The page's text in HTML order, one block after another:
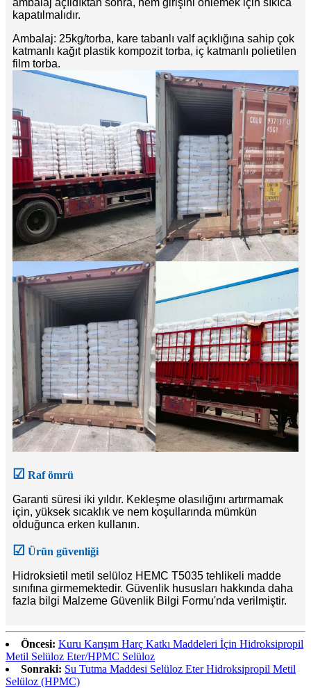
kapatılmalıdır.
Ambalaj: 25kg/torba, kare tabanlı valf açıklığına sahip çok
katmanlı kağıt plastik kompozit torba, iç katmanlı polietilen
film torba.
☑ Raf ömrü
Garanti süresi iki yıldır. Kekleşme olasılığını artırmamak
için, yüksek sıcaklık ve nem koşullarında mümkün
olduğunca erken kullanın.
☑ Ürün güvenliği
Hidroksietil metil selüloz HEMC T5035 tehlikeli madde
sınıfına girmemektedir. Güvenlik hususları hakkında daha
fazla bilgi Malzeme Güvenlik Bilgi Formu'nda verilmiştir.
Öncesi: Kuru Karışım Harç Katkı Maddeleri İçin Hidroksipropil
Metil Selüloz Eter/HPMC Selüloz
Sonraki: Su Tutma Maddesi Selüloz Eter Hidroksipropil Metil
Selüloz (HPMC)